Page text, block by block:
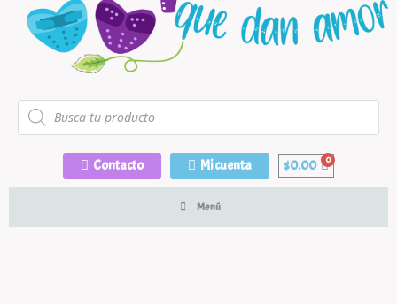
Contacto Mi cuenta $0.00
Menú